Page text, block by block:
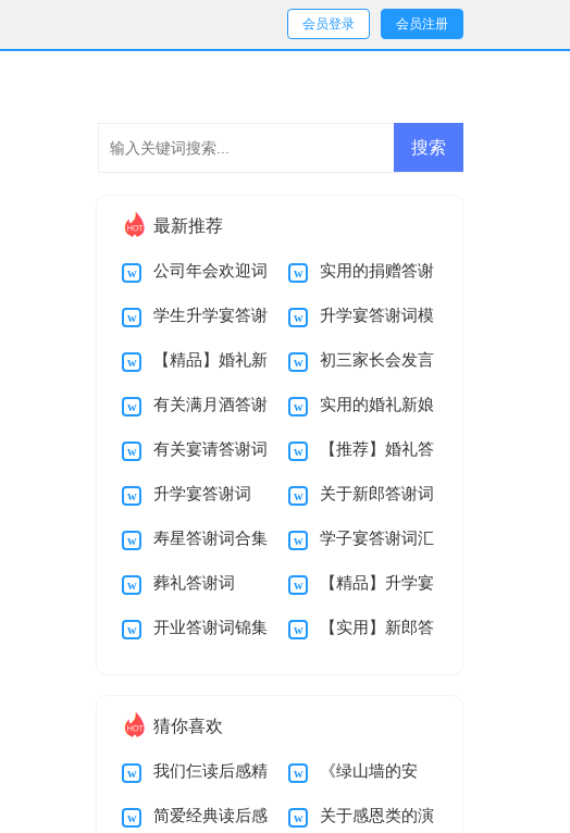
会员登录 会员注册
最新推荐
公司年会欢迎词 实用的捐赠答谢
词4篇
学生升学宴答谢
词集合5篇
升学宴答谢词模
板集合五篇
【精品】婚礼新
郎答谢词3篇
初三家长会发言
稿
有关满月酒答谢
词4篇
实用的婚礼新娘
答谢词4篇
有关宴请答谢词
3篇
【推荐】婚礼答
谢词三篇
升学宴答谢词
(通用15篇)
关于新郎答谢词
锦集10篇
寿星答谢词合集
八篇
学子宴答谢词汇
编5篇
葬礼答谢词 【精品】升学宴
答谢词三篇
开业答谢词锦集 【实用】新郎答
猜你喜欢
我们仨读后感精
选15篇
《绿山墙的安
妮》读后感(集合15
简爱经典读后感 关于感恩类的演